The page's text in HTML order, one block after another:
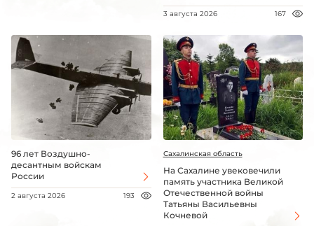
3 августа 2026 167
96 лет Воздушно-
десантным войскам
России
2 августа 2026 193
Сахалинская область
На Сахалине увековечили
память участника Великой
Отечественной войны
Татьяны Васильевны
Кочневой